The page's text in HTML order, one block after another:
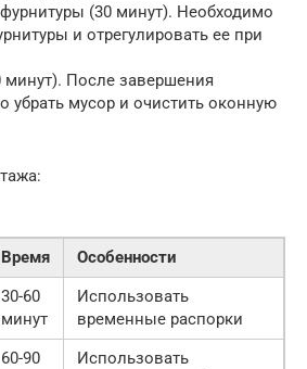
(30 минут). Необходимо
и отрегулировать ее при
минут). После завершения
убрать мусор и очистить оконную
Время
Особенности
30-60
минут
Использовать
временные распорки
60-90
Использовать